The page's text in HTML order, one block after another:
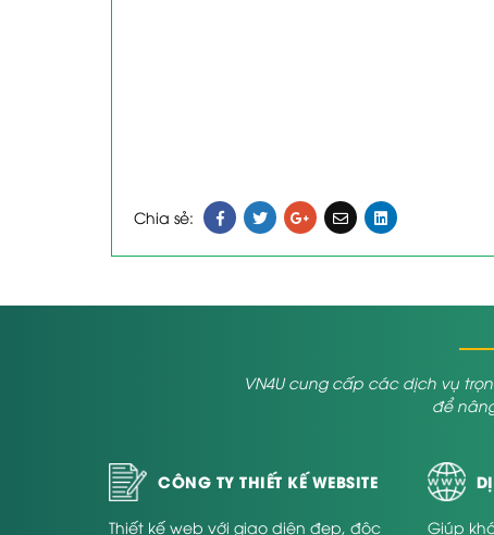
Chia sẻ:
VN4U cung cấp các dịch vụ
để
CÔNG TY THIẾT KẾ WEBSITE
Thiết kế web với giao diện đẹp, độc
Giúp